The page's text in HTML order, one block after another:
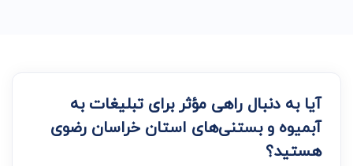
آیا به دنبال راهی مؤثر برای تبلیغات به
آبمیوه و بستنی‌های استان خراسان رضوی
هستید؟